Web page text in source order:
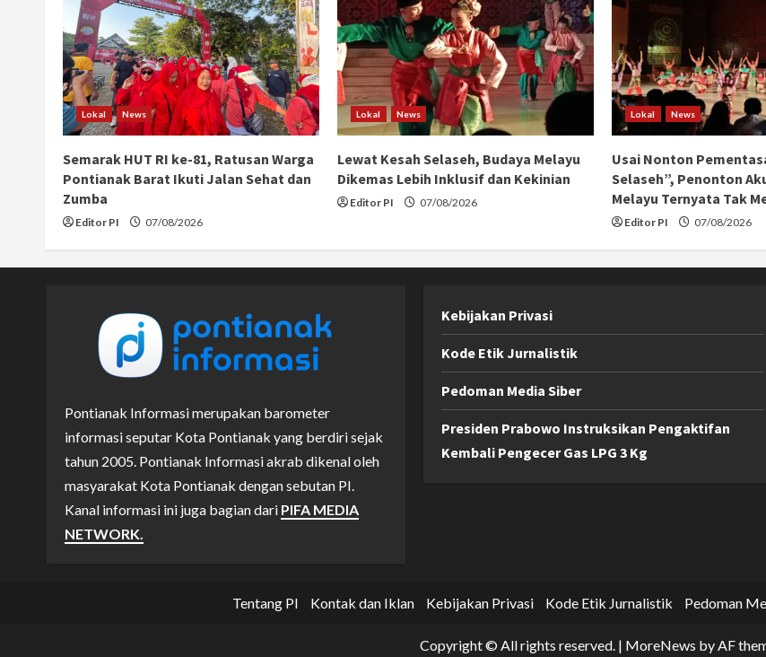
Lokal News
Semarak HUT RI ke-81, Ratusan Warga
Pontianak Barat Ikuti Jalan Sehat dan
Zumba
Editor PI 07/08/2026
Lokal News
Lewat Kesah Selaseh, Budaya Melayu
Dikemas Lebih Inklusif dan Kekinian
Editor PI 07/08/2026
Lokal News
Usai Nonton
Selaseh”, Penonton
Melayu Ternyata Tak
Editor PI 07/08/2026
Pontianak Informasi merupakan barometer
informasi seputar Kota Pontianak yang berdiri sejak
tahun 2005. Pontianak Informasi akrab dikenal oleh
masyarakat Kota Pontianak dengan sebutan PI.
Kanal informasi ini juga bagian dari PIFA MEDIA
NETWORK.
Kebijakan Privasi
Kode Etik Jurnalistik
Pedoman Media Siber
Presiden Prabowo Instruksikan Pengaktifan
Kembali Pengecer Gas LPG 3 Kg
Tentang PI Kontak dan Iklan Kebijakan Privasi Kode Etik Jurnalistik Pedoman
Copyright © All rights reserved. | MoreNews by AF